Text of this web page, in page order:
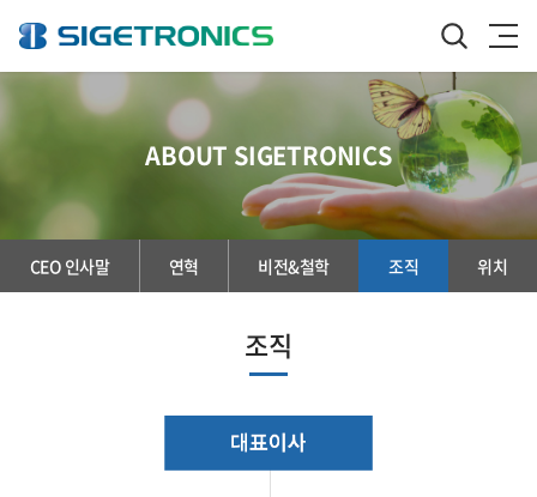
ABOUT SIGETRONICS
CEO 인사말 연혁 비전&철학 조직 위치
조직